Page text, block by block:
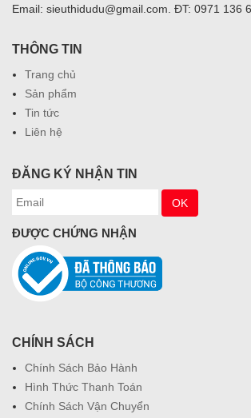
Email: sieuthidudu@gmail.com. ĐT: 0971 136
THÔNG TIN
Trang chủ
Sản phẩm
Tin tức
Liên hệ
ĐĂNG KÝ NHẬN TIN
ĐƯỢC CHỨNG NHẬN
CHÍNH SÁCH
Chính Sách Bảo Hành
Hình Thức Thanh Toán
Chính Sách Vận Chuyển